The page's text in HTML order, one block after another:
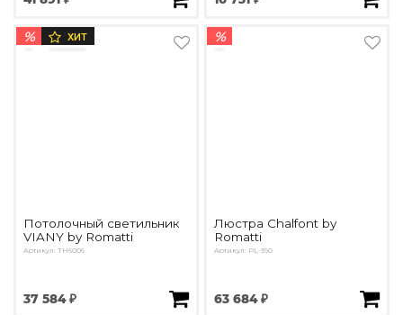
% ХИТ
Потолочный светильник
VIANY by Romatti
Артикул: TH6006
37 584 ₽
%
Люстра Chalfont by
Romatti
Артикул: PL-390
63 684 ₽